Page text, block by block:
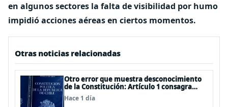
en algunos sectores la falta de visibilidad por humo
impidió acciones aéreas en ciertos momentos.
Otras noticias relacionadas
Otro error que muestra desconocimiento
de la Constitución: Artículo 1 consagra
resguardar la seguridad nacional y
proteger a los ciudadanos
Hace 1 día